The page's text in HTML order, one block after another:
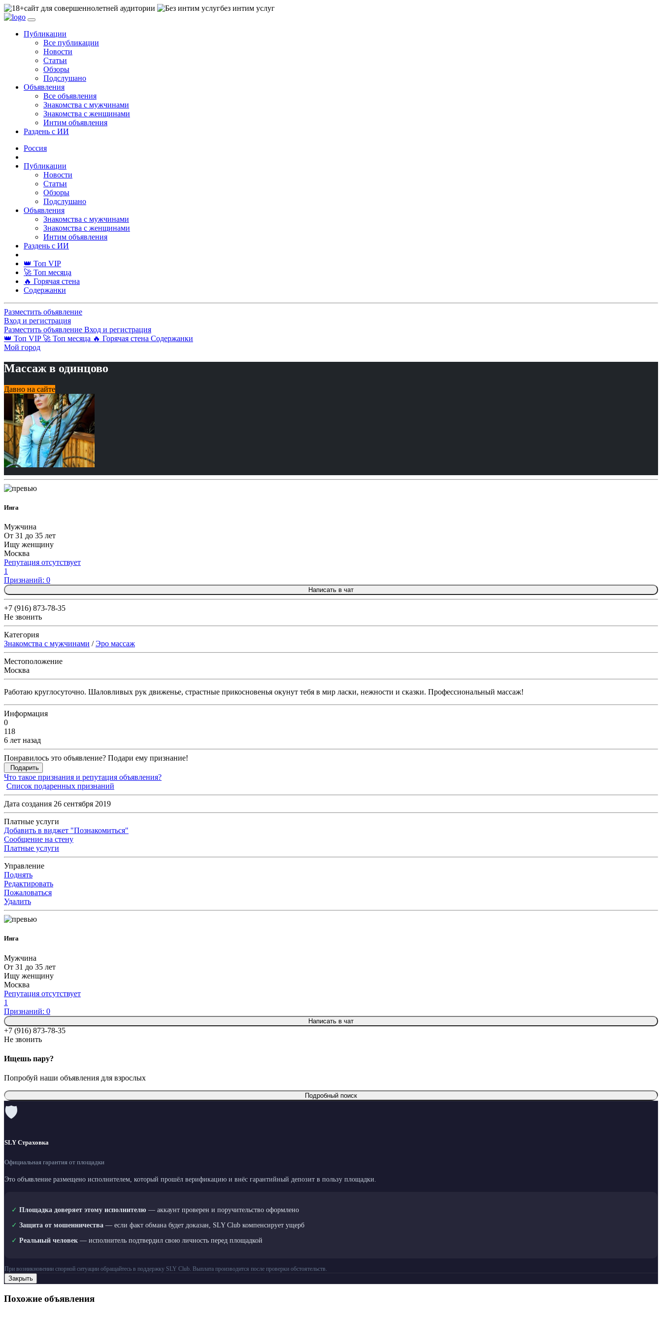
сайт для совершеннолетней аудитории без интим услуг
Публикации
Все публикации
Новости
Статьи
Обзоры
Подслушано
Объявления
Все объявления
Знакомства с мужчинами
Знакомства с женщинами
Интим объявления
Раздень с ИИ
Россия
Публикации
Новости
Статьи
Обзоры
Подслушано
Объявления
Знакомства с мужчинами
Знакомства с женщинами
Интим объявления
Раздень с ИИ
👑 Топ VIP
🚀 Топ месяца
🔥 Горячая стена
Содержанки
Разместить объявление
Вход и регистрация
Разместить объявление Вход и регистрация
👑 Топ VIP 🚀 Топ месяца 🔥 Горячая стена Содержанки
Мой город
Массаж в одинцово
Давно на сайте
Инга
Мужчина
От 31 до 35 лет
Ищу женщину
Москва
Репутация отсутствует
1
Признаний: 0
Написать в чат
+7 (916) 873-78-35
Не звонить
Категория
Знакомства с мужчинами /Эро массаж
Местоположение
Москва
Работаю круглосуточно. Шаловливых рук движенье, страстные прикосновенья окунут тебя в мир ласки, нежности и сказки. Профессиональный массаж!
Информация
0
118
6 лет назад
Понравилось это объявление? Подари ему признание!
Подарить
Что такое признания и репутация объявления?
Список подаренных признаний
Дата создания 26 сентября 2019
Платные услуги
Добавить в виджет "Познакомиться"
Сообщение на стену
Платные услуги
Управление
Поднять
Редактировать
Пожаловаться
Удалить
Инга
Мужчина
От 31 до 35 лет
Ищу женщину
Москва
Репутация отсутствует
1
Признаний: 0
Написать в чат
+7 (916) 873-78-35
Не звонить
Ищешь пару?
Попробуй наши объявления для взрослых
Подробный поиск
🛡
SLY Страховка
Официальная гарантия от площадки
Это объявление размещено исполнителем, который прошёл верификацию и внёс гарантийный депозит в пользу площадки.
✓ Площадка доверяет этому исполнителю — аккаунт проверен и поручительство оформлено
✓ Защита от мошенничества — если факт обмана будет доказан, SLY Club компенсирует ущерб
✓ Реальный человек — исполнитель подтвердил свою личность перед площадкой
При возникновении спорной ситуации обращайтесь в поддержку SLY Club. Выплата производится после проверки обстоятельств.
Закрыть
Похожие объявления